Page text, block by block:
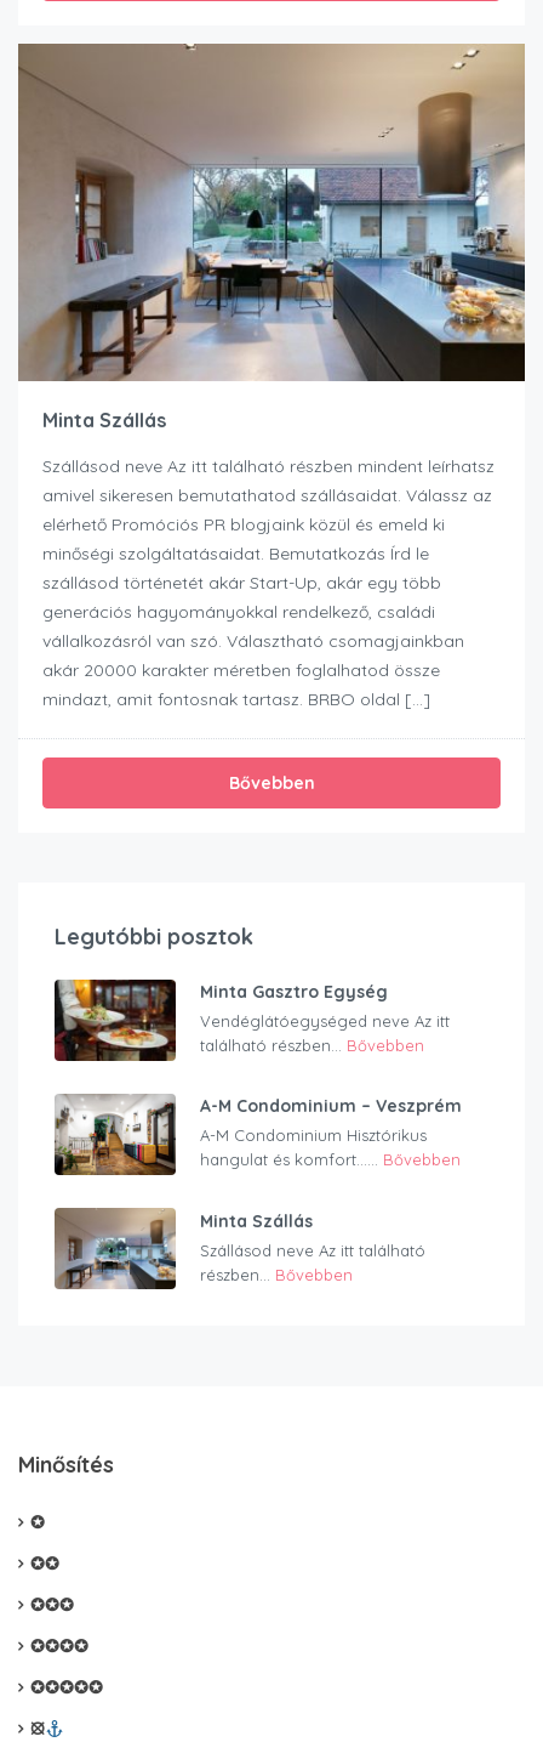
Minta Szállás
Szállásod neve Az itt található részben mindent leírhatsz
amivel sikeresen bemutathatod szállásaidat. Válassz az
elérhető Promóciós PR blogjaink közül és emeld ki
minőségi szolgáltatásaidat. Bemutatkozás Írd le
szállásod történetét akár Start-Up, akár egy több
generációs hagyományokkal rendelkező, családi
vállalkozásról van szó. Választható csomagjainkban
akár 20000 karakter méretben foglalhatod össze
mindazt, amit fontosnak tartasz. BRBO oldal […]
Bővebben
Legutóbbi posztok
Minta Gasztro Egység
Vendéglátóegységed neve Az itt
található részben... Bővebben
A-M Condominium – Veszprém
A-M Condominium Hisztórikus
hangulat és komfort…... Bővebben
Minta Szállás
Szállásod neve Az itt található
részben... Bővebben
Minősítés
✪
✪✪
✪✪✪
✪✪✪✪
✪✪✪✪✪
⦻